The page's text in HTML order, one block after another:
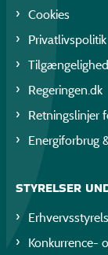
Cookies
Privatlivspolitik
Regeringen.dk
Retningslinjer
Energiforbrug
STYRELSER
Konkurrence-